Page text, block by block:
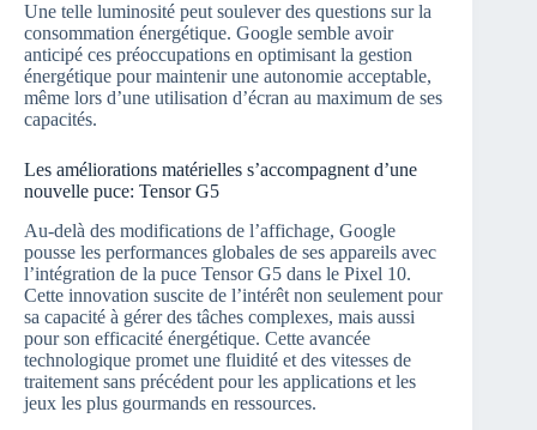
Une telle luminosité peut soulever des questions sur la
consommation énergétique. Google semble avoir
anticipé ces préoccupations en optimisant la gestion
énergétique pour maintenir une autonomie acceptable,
même lors d’une utilisation d’écran au maximum de ses
capacités.
Les améliorations matérielles s’accompagnent d’une
nouvelle puce: Tensor G5
Au-delà des modifications de l’affichage, Google
pousse les performances globales de ses appareils avec
l’intégration de la puce Tensor G5 dans le Pixel 10.
Cette innovation suscite de l’intérêt non seulement pour
sa capacité à gérer des tâches complexes, mais aussi
pour son efficacité énergétique. Cette avancée
technologique promet une fluidité et des vitesses de
traitement sans précédent pour les applications et les
jeux les plus gourmands en ressources.